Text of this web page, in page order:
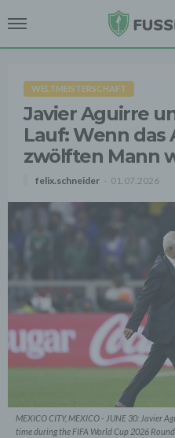
WELTMEISTERSCHAFT
Javier Aguirre
Lauf: Wenn das
zwölften Mann
felix.schneider 01.07.2026
MEXICO CITY, MEXICO - JUNE 30: Javier
time during the FIFA World Cup 2026